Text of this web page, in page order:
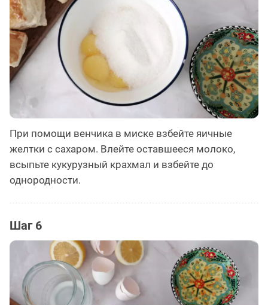
При помощи венчика в миске взбейте яичные
желтки с сахаром. Влейте оставшееся молоко,
всыпьте кукурузный крахмал и взбейте до
однородности.
Шаг 6